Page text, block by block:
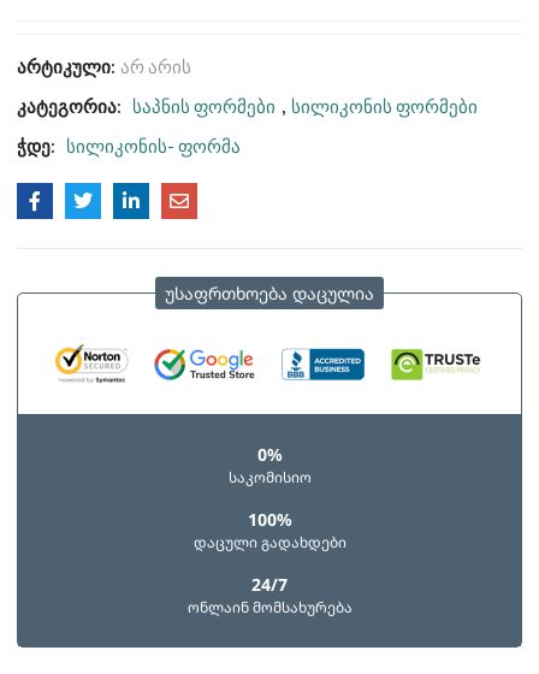
არტიკული: არ არის
კატეგორია: საპნის ფორმები , სილიკონის ფორმები
ჭდე: სილიკონის- ფორმა
უსაფრთხოება დაცულია
0%
საკომისიო
100%
დაცული გადახდები
24/7
ონლაინ მომსახურება